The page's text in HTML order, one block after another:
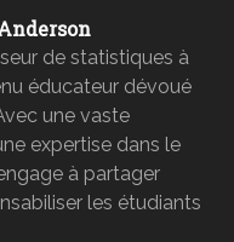
de statistiques à
éducateur dévoué
une vaste
expertise dans le
à partager
les étudiants